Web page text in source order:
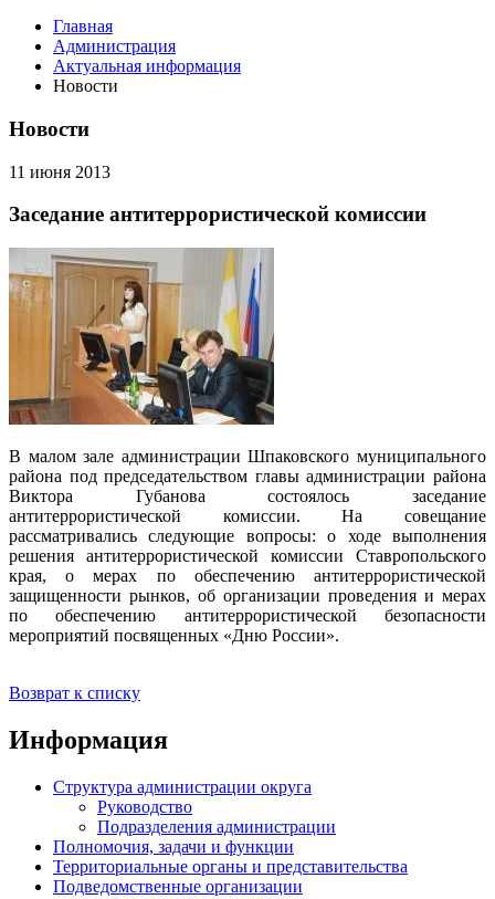
Главная
Администрация
Актуальная информация
Новости
Новости
11 июня 2013
Заседание антитеррористической комиссии
В малом зале администрации Шпаковского муниципального
района под председательством главы администрации района
Виктора Губанова состоялось заседание
антитеррористической комиссии. На совещание
рассматривались следующие вопросы: о ходе выполнения
решения антитеррористической комиссии Ставропольского
края, о мерах по обеспечению антитеррористической
защищенности рынков, об организации проведения и мерах
по обеспечению антитеррористической безопасности
мероприятий посвященных «Дню России».
Возврат к списку
Информация
Структура администрации округа
Руководство
Подразделения администрации
Полномочия, задачи и функции
Территориальные органы и представительства
Подведомственные организации